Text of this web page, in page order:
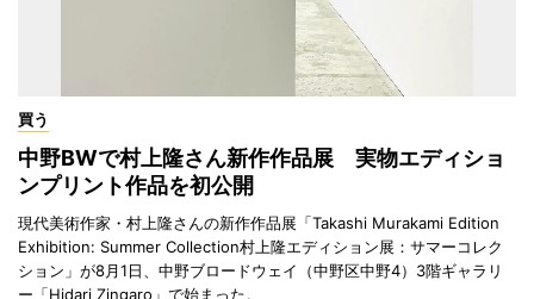
買う
中野BWで村上隆さん新作作品展 実物エディショ
ンプリント作品を初公開
現代美術作家・村上隆さんの新作作品展「Takashi Murakami Edition
Exhibition: Summer Collection村上隆エディション展：サマーコレク
ション」が8月1日、中野ブロードウェイ（中野区中野4）3階ギャラリ
ー「Hidari Zingaro」で始まった。